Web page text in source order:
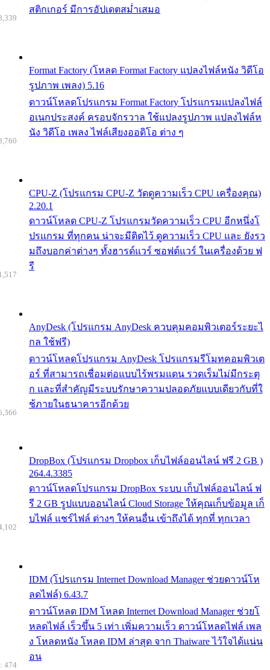
สติกเกอร์ มีการอัปเดตสม่ำเสมอ
Format Factory (โหลด Format Factory แปลงไฟล์หนัง วิดีโอ
รูปภาพ เพลง) 5.16
ดาวน์โหลดโปรแกรม Format Factory โปรแกรมแปลงไฟล์
อเนกประสงค์ ครอบจักรวาล ใช้แปลงรูปภาพ แปลงไฟล์ห
นัง วิดีโอ เพลง ไฟล์เสียงออดิโอ ต่าง ๆ
CPU-Z (โปรแกรม CPU-Z วัดดูความเร็ว CPU เครื่องคุณ)
2.20.1
ดาวน์โหลด CPU-Z โปรแกรมวัดความเร็ว CPU อีกหนึ่งโ
ปรแกรม ที่ทุกคน น่าจะมีติดไว้ ดูความเร็ว CPU และ ยังรว
มถึงบอกค่าต่างๆ ทั้งฮารด์แวร์ ซอฟต์แวร์ ในเครื่องด้วย ฟ
รี
AnyDesk (โปรแกรม AnyDesk ควบคุมคอมพิวเตอร์ระยะไ
กล ใช้ฟรี)
ดาวน์โหลดโปรแกรม AnyDesk โปรแกรมรีโมทคอมพิวเต
อร์ ที่สามารถเชื่อมต่อแบบไร้พรมแดน รวดเร็มไม่มีกระตุ
ก และที่สำคัญมีระบบรักษาความปลอดภัยแบบเดียวกับที่ใ
ช้ภายในธนาคารอีกด้วย
DropBox (โปรแกรม Dropbox เก็บไฟล์ออนไลน์ ฟรี 2 GB )
264.4.3385
ดาวน์โหลดโปรแกรม DropBox ระบบ เก็บไฟล์ออนไลน์ ฟ
รี 2 GB รูปแบบออนไลน์ Cloud Storage ให้คุณเก็บข้อมูล เก็
บไฟล์ แชร์ไฟล์ ต่างๆ ให้คนอื่น เข้าถึงได้ ทุกที่ ทุกเวลา
IDM (โปรแกรม Internet Download Manager ช่วยดาวน์โห
ลดไฟล์) 6.43.7
ดาวน์โหลด IDM โหลด Internet Download Manager ช่วยโ
หลดไฟล์ เร็วขึ้น 5 เท่า เพิ่มความเร็ว ดาวน์โหลดไฟล์ เพล
ง โหลดหนัง โหลด IDM ล่าสุด จาก Thaiware ไว้ใจได้แน่น
อน
474